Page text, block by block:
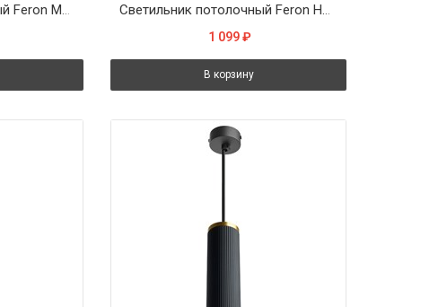
Светильник потолочный Feron ML1898 Barrel LUMINA levitation на подвесе MR16 35W 230V, золото, черный, 55*200 Светильник потолочный Feron HL4548 HALO levitation на подвесе GX53 12W 230V, черный 85*80
1 099 ₽
В корзину